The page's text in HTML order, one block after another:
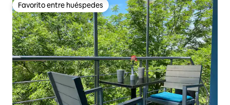
Favorito entre huéspedes
Favorito entre huéspedes